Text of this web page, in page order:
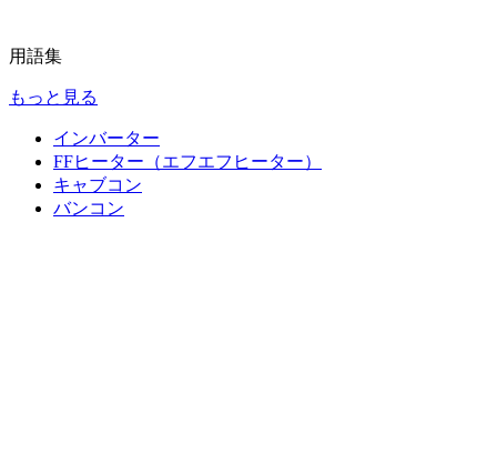
用語集
もっと見る
インバーター
FFヒーター（エフエフヒーター）
キャブコン
バンコン